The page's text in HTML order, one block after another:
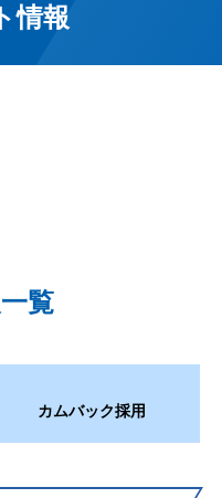
情報
覧
カムバック採用